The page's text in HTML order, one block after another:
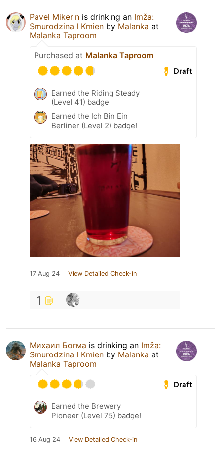
Pavel Mikerin is drinking an Imža:
Smurodzina I Kmien by Malanka at
Malanka Taproom
Purchased at Malanka Taproom
Draft
Earned the Riding Steady
(Level 41) badge!
Earned the Ich Bin Ein
Berliner (Level 2) badge!
17 Aug 24 View Detailed Check-in
1
Михаил Богма is drinking an Imža:
Smurodzina I Kmien by Malanka at
Malanka Taproom
Draft
Earned the Brewery
Pioneer (Level 75) badge!
16 Aug 24 View Detailed Check-in